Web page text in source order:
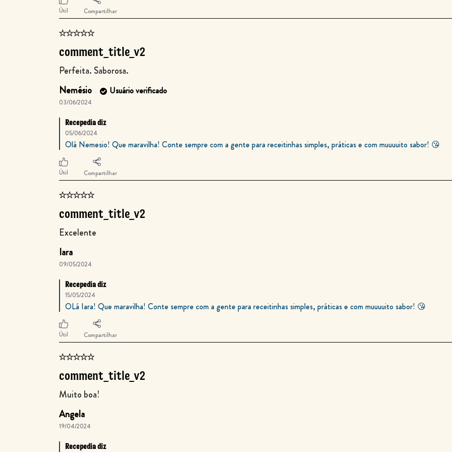
Útil Compartilhar
comment_title_v2
Perfeita. Saborosa.
Nemésio
Usuário verificado
03/06/2024
Recepedia diz
05/06/2024
Olá Nemesio! Que maravilha! Conte sempre com a gente para receitinhas simples, práticas e com muuuuito sabor! 😘
Útil Compartilhar
comment_title_v2
Excelente
Iara
09/05/2024
Recepedia diz
15/05/2024
OLá Iara! Que maravilha! Conte sempre com a gente para receitinhas simples, práticas e com muuuuito sabor! 😘
Útil Compartilhar
comment_title_v2
Muito boa!
Angela
19/04/2024
Recepedia diz